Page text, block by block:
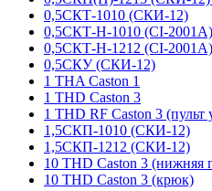
0,5СКТ-1010 (СКИ-12)
0,5СКТ-Н-1010 (CI-
0,5СКТ-Н-1212 (CI-
0,5СКУ (СКИ-12)
1 THA Caston 1
1 THD Caston 3
1 THD RF Caston 3
1,5СКП-1010 (СКИ-12)
1,5СКП-1212 (СКИ-12)
10 THD Caston 3 (нижняя
10 THD Caston 3 (крюк)